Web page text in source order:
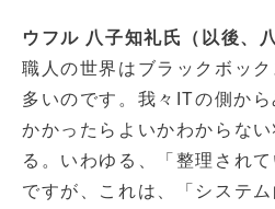
ウフル 八子知礼氏（以後、
職人の世界はブラックボッ
多いのです。我々ITの側か
かかったらよいかわからな
る。いわゆる、「整理され
ですが、これは、「システ